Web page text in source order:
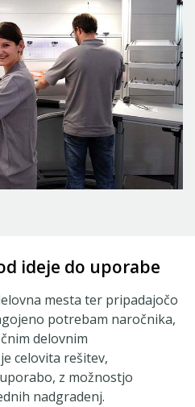
ideje do uporabe
mesta ter pripadajočo
potrebam naročnika,
delovnim
celovita rešitev,
z možnostjo
nadgradenj.